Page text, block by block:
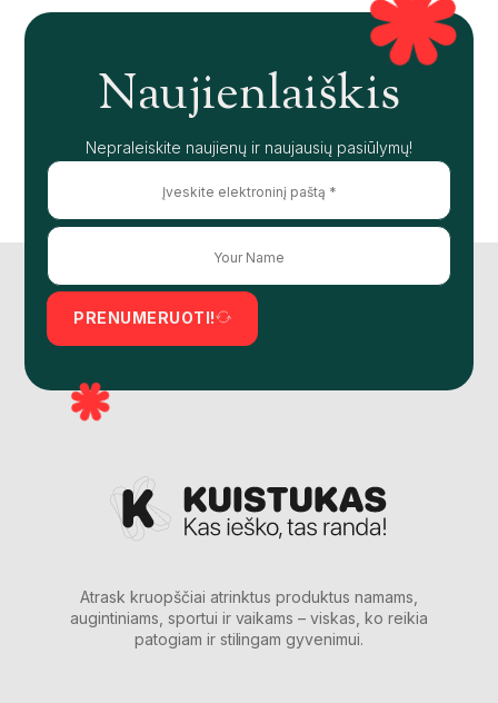
Naujienlaiškis
Nepraleiskite naujienų ir naujausių pasiūlymų!
PRENUMERUOTI!
Atrask kruopščiai atrinktus produktus namams,
augintiniams, sportui ir vaikams – viskas, ko reikia
patogiam ir stilingam gyvenimui.